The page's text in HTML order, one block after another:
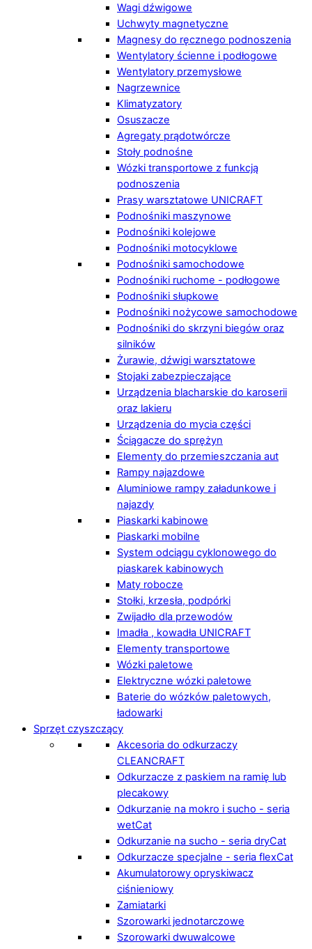
Wagi dźwigowe
Uchwyty magnetyczne
Magnesy do ręcznego podnoszenia
Wentylatory ścienne i podłogowe
Wentylatory przemysłowe
Nagrzewnice
Klimatyzatory
Osuszacze
Agregaty prądotwórcze
Stoły podnośne
Wózki transportowe z funkcją
podnoszenia
Prasy warsztatowe UNICRAFT
Podnośniki maszynowe
Podnośniki kolejowe
Podnośniki motocyklowe
Podnośniki samochodowe
Podnośniki ruchome - podłogowe
Podnośniki słupkowe
Podnośniki nożycowe samochodowe
Podnośniki do skrzyni biegów oraz
silników
Żurawie, dźwigi warsztatowe
Stojaki zabezpieczające
Urządzenia blacharskie do karoserii
oraz lakieru
Urządzenia do mycia części
Ściągacze do sprężyn
Elementy do przemieszczania aut
Rampy najazdowe
Aluminiowe rampy załadunkowe i
najazdy
Piaskarki kabinowe
Piaskarki mobilne
System odciągu cyklonowego do
piaskarek kabinowych
Maty robocze
Stołki, krzesła, podpórki
Zwijadło dla przewodów
Imadła , kowadła UNICRAFT
Elementy transportowe
Wózki paletowe
Elektryczne wózki paletowe
Baterie do wózków paletowych,
ładowarki
Sprzęt czyszczący
Akcesoria do odkurzaczy
CLEANCRAFT
Odkurzacze z paskiem na ramię lub
plecakowy
Odkurzanie na mokro i sucho - seria
wetCat
Odkurzanie na sucho - seria dryCat
Odkurzacze specjalne - seria flexCat
Akumulatorowy opryskiwacz
ciśnieniowy
Zamiatarki
Szorowarki jednotarczowe
Szorowarki dwuwalcowe